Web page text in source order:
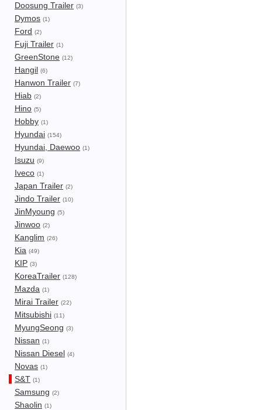
Doosung Trailer (3)
Dymos (1)
Ford (2)
Fuji Trailer (1)
GreenStone (12)
Hangil (6)
Hanwon Trailer (7)
Hiab (2)
Hino (5)
Hobby (1)
Hyundai (154)
Hyundai, Daewoo (1)
Isuzu (9)
Iveco (1)
Japan Trailer (2)
Jindo Trailer (10)
JinMyoung (5)
Jinwoo (2)
Kanglim (26)
Kia (49)
KIP (3)
KoreaTrailer (128)
Mazda (1)
Mirai Trailer (22)
Mitsubishi (11)
MyungSeong (3)
Nissan (1)
Nissan Diesel (4)
Novas (1)
S&T (1)
Samsung (2)
Shaolin (1)